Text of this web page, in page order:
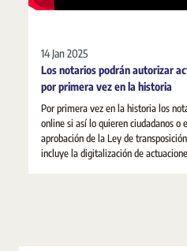
14 Jan 2025
Los notarios podrán autorizar
por primera vez en la historia
Por primera vez en la historia los
online si así lo quieren ciudadanos o
aprobación de la Ley de
incluye la digitalización de